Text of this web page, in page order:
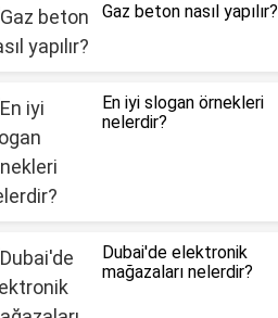
Gaz beton nasıl yapılır?
En iyi slogan örnekleri
nelerdir?
Dubai'de elektronik
mağazaları nelerdir?